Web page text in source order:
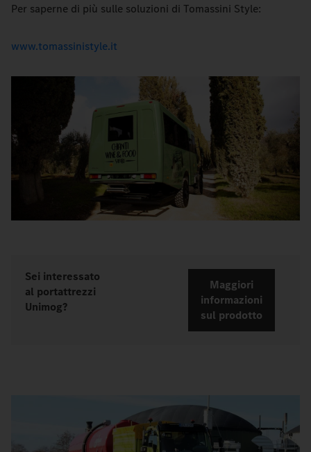
Per saperne di più sulle soluzioni di Tomassini Style:
www.tomassinistyle.it
Sei interessato
al portattrezzi
Unimog?
Maggiori
informazioni
sul prodotto